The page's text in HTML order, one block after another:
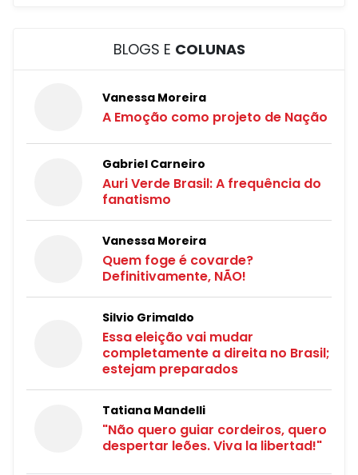
BLOGS E COLUNAS
Vanessa Moreira
A Emoção como projeto de Nação
Gabriel Carneiro
Auri Verde Brasil: A frequência do
fanatismo
Vanessa Moreira
Quem foge é covarde?
Definitivamente, NÃO!
Silvio Grimaldo
Essa eleição vai mudar
completamente a direita no Brasil;
estejam preparados
Tatiana Mandelli
"Não quero guiar cordeiros, quero
despertar leões. Viva la libertad!"